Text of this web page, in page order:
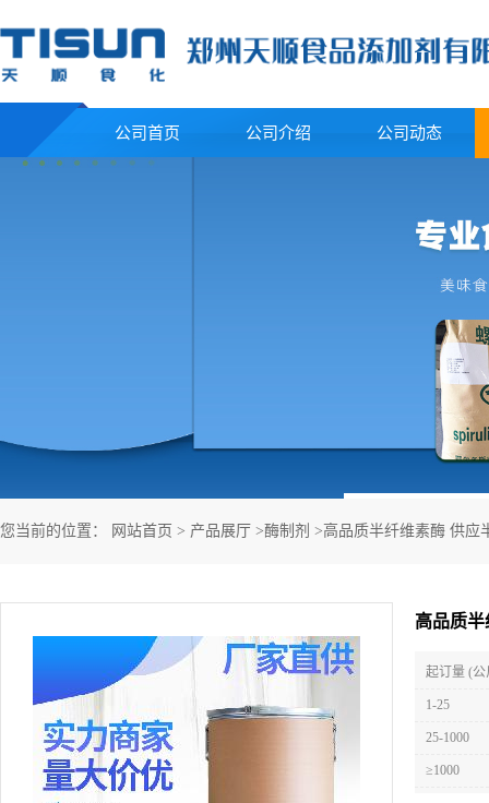
公司首页 公司介绍 公司动态
您当前的位置： 网站首页 > 产品展厅 >酶制剂 >高品质半纤维素酶 供应
高品质
起订量 (公
1-25
25-1000
≥1000